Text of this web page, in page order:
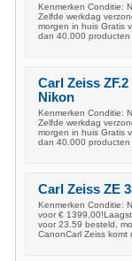
Kenmerken Conditie:
Zelfde werkdag
morgen in huis Gratis
dan 40.000 producten
Carl Zeiss
Nikon
Kenmerken Conditie:
Zelfde werkdag
morgen in huis Gratis
dan 40.000 producten
Carl Zeiss ZE
Kenmerken Conditie:
voor €
voor 23.59 besteld,
CanonCarl Zeiss komt